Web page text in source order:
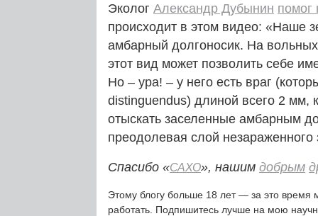
Эколог Александр Дубынин помог
происходит в этом видео: «Наше
амбарный долгоносик. На
этот вид может позволить себе
Но – ура! – у него есть враг
distinguendus) длиной всего 2 мм,
отыскать заселенные амбарным
преодолевая слой
Спасибо «САХО», нашим добрым
Этому блогу больше 18 лет — за это время
работать. Подпишитесь лучше на мою